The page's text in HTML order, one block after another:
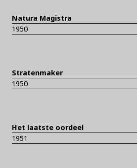
Natura Magistra
1950
Stratenmaker
1950
Het laatste oordeel
1951